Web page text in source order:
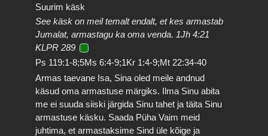
Suurim käsk
See käsk on meil temalt endalt, et kes armastab
Jumalat, armastagu ka oma venda. 1Jh 4:21
KLPR 289
Ps 119:1-8;5Ms 6:4-9;1Kr 1:4-9;Mt 22:34-40
Armas taevane Isa, Sina oled meile andnud
käsud oma armastuse märgiks. Ilma Sinu abita
me ei suuda siiski järgida Sinu tahet ja täita Sinu
armastuse käsku. Saada Püha Vaim meid
juhtima, et armastaksime Sind üle kõige ja